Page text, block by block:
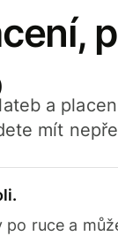
a
mít
ruce a